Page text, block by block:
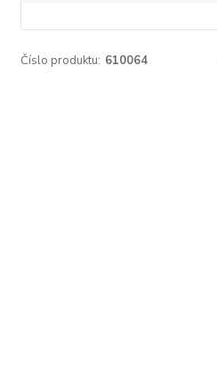
Číslo produktu: 610064